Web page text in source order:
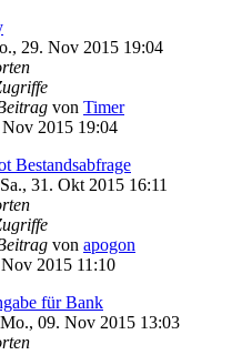
29. Nov 2015 19:04
von Timer
Nov 2015 19:04
Bestandsabfrage
Sa., 31. Okt 2015 16:11
von apogon
2015 11:10
für Bank
Mo., 09. Nov 2015 13:03